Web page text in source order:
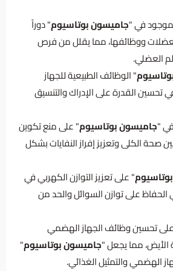
في "جاميسون بوتاسيوم" دوراً
ووظائفها، مما يقلل من فرص
العضلي.
" الوظائف الطبيعية للجهاز
القدرة على الإدراك والتنسيق
"جاميسون بوتاسيوم" على منع تكوين
صحة الكلى وتعزيز إفراز النفايات بشكل
" على تعزيز التوازن الكهربي في
على توازن السوائل والحد من
على تحسين وظائف الجهاز الهضمي
مما يجعل "جاميسون بوتاسيوم"
الهضمي والتمثيل الغذائي.